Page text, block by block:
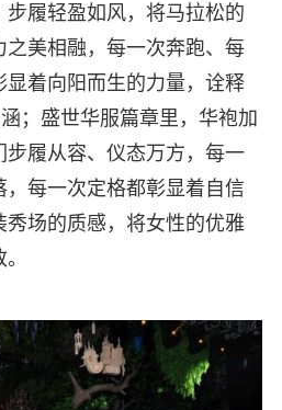
履轻盈如风，将马拉松的
美相融，每一次奔跑、每
着向阳而生的力量，诠释
；盛世华服篇章里，华袍加
步履从容、仪态万方，每一
每一次定格都彰显着自信
场的质感，将女性的优雅